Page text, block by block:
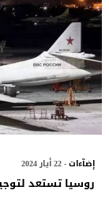
إضآءات- 22 أيار 2024
روسيا تستعد